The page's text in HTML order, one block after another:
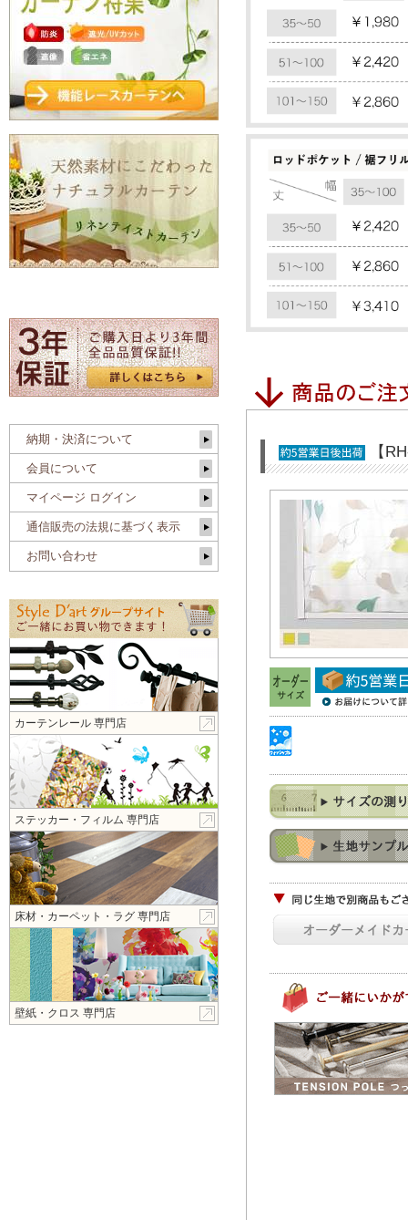
【
納期・決済について
会員について
マイページ ログイン
通信販売の法規に基づく表示
お問い合わせ
カーテンレール 専門店
ステッカー・フィルム 専門店
床材・カーペット・ラグ 専門店
壁紙・クロス 専門店